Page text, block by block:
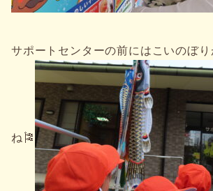
サポートセンターの前にはこいのぼ
ね🎏